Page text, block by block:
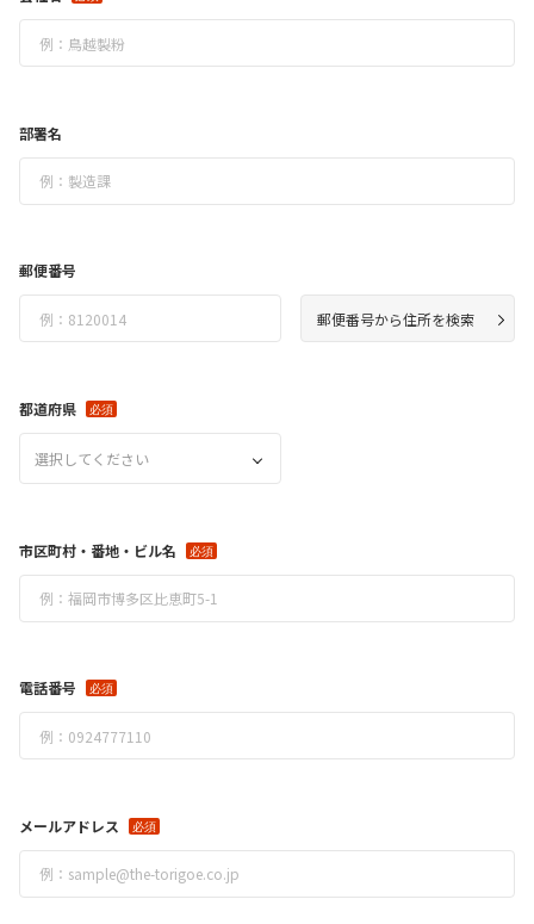
部署名
郵便番号
郵便番号から住所を検索
都道府県
選択してください
市区町村・番地・ビル名
電話番号
メールアドレス